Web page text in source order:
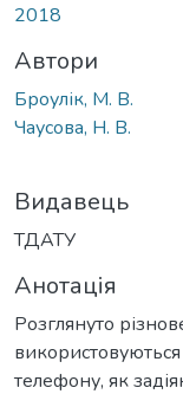
2018
Автори
Броулік, М. В.
Чаусова, Н. В.
Видавець
ТДАТУ
Анотація
Розглянуто
телефону, як